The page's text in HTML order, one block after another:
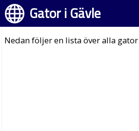
Gator i Gävle
Nedan följer en lista över alla gator